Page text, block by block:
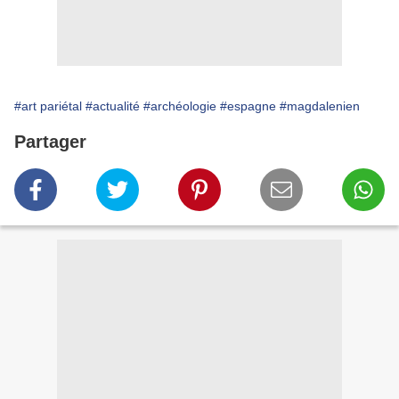
#art pariétal #actualité #archéologie #espagne #magdalenien
Partager